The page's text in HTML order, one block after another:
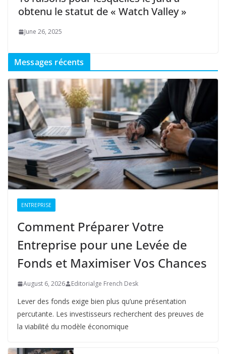
obtenu le statut de « Watch Valley »
June 26, 2025
Messages récents
ENTREPRISE
Comment Préparer Votre
Entreprise pour une Levée de
Fonds et Maximiser Vos Chances
August 6, 2026 Editorialge French Desk
Lever des fonds exige bien plus qu’une présentation
percutante. Les investisseurs recherchent des preuves de
la viabilité du modèle économique